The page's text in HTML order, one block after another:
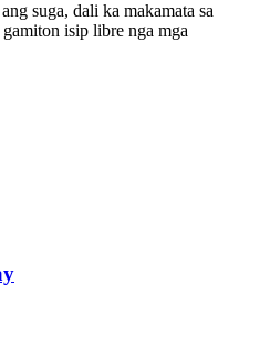
suga, dali ka makamata sa
isip libre nga mga